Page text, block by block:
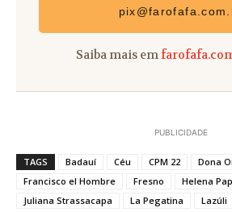
Saiba mais em
PUBLICIDADE
TAGS Badauí Céu CPM 22
Dona
Francisco el Hombre
Fresno Helena
Juliana Strassacapa
La Pegatina Lazúli